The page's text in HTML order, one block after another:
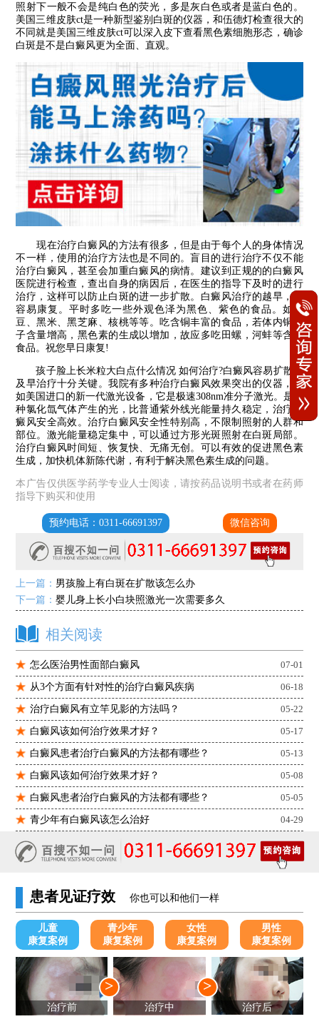
照射下一般不会是纯白色的荧光，多是灰白色或者是蓝白色的。
美国三维皮肤ct是一种新型鉴别白斑的仪器，和伍德灯检查很大的
不同就是美国三维皮肤ct可以深入皮下查看黑色素细胞形态，确诊
白斑是不是白癜风更为全面、直观。
现在治疗白癜风的方法有很多，但是由于每个人的身体情况
不一样，使用的治疗方法也是不同的。盲目的进行治疗不仅不能
治疗白癜风，甚至会加重白癜风的病情。建议到正规的的白癜风
医院进行检查，查出自身的病因后，在医生的指导下及时的进行
治疗，这样可以防止白斑的进一步扩散。白癜风治疗的越早，越
容易康复。平时多吃一些外观色泽为黑色、紫色的食品。如黑
豆、黑米、黑芝麻、核桃等等。吃含铜丰富的食品，若体内铜离
子含量增高，黑色素的生成以增加，故应多吃田螺，河蚌等含铜
食品。祝您早日康复!
孩子脸上长米粒大白点什么情况 如何治疗?白癜风容易扩散，
及早治疗十分关键。我院有多种治疗白癜风效果突出的仪器，比
如美国进口的新一代激光设备，它是极速308nm准分子激光。是一
种氯化氙气体产生的光，比普通紫外线光能量持久稳定，治疗白
癜风安全高效。治疗白癜风安全性特别高，不限制照射的人群和
部位。激光能量稳定集中，可以通过方形光斑照射在白斑局部。
治疗白癜风时间短、恢复快、无痛无创。可以有效的促进黑色素
生成，加快机体新陈代谢，有利于解决黑色素生成的问题。
本广告仅供医学药学专业人士阅读，请按药品说明书或者在药师
指导下购买和使用
预约电话：0311-66691397 微信咨询
上一篇： 男孩脸上有白斑在扩散该怎么办
下一篇：婴儿身上长小白块照激光一次需要多久
相关阅读
怎么医治男性面部白癜风 07-01
从3个方面有针对性的治疗白癜风疾病 06-18
治疗白癜风有立竿见影的方法吗？ 05-22
白癜风该如何治疗效果才好？ 05-17
白癜风患者治疗白癜风的方法都有哪些？ 05-13
白癜风该如何治疗效果才好？ 05-08
白癜风患者治疗白癜风的方法都有哪些？ 05-05
青少年有白癜风该怎么治好 04-29
患者见证疗效 你也可以和他们一样
儿童
康复案例
青少年
康复案例
女性
康复案例
男性
康复案例
治疗前
>
治疗中
>
治疗后